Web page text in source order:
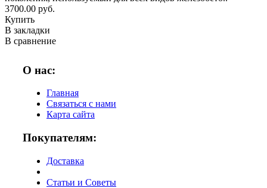
3700.00 руб.
Купить
В закладки
В сравнение
О нас:
Главная
Связаться с нами
Карта сайта
Покупателям:
Доставка
Статьи и Советы